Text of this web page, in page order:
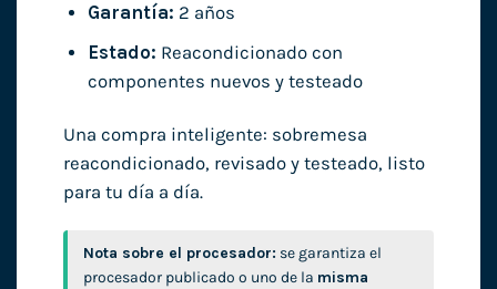
Garantía: 2 años
Estado: Reacondicionado con
componentes nuevos y testeado
Una compra inteligente: sobremesa
reacondicionado, revisado y testeado, listo
para tu día a día.
Nota sobre el procesador: se garantiza el
procesador publicado o uno de la misma